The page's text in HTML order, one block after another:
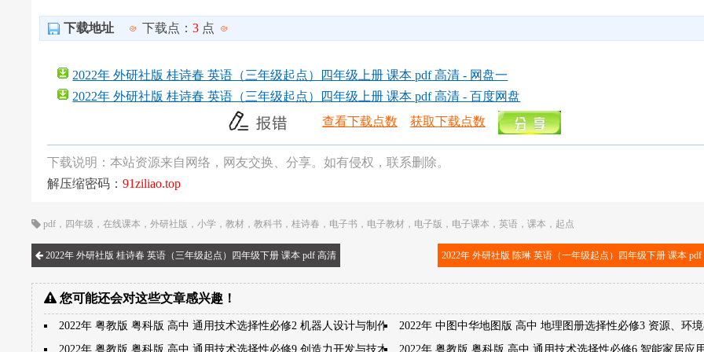
下载地址 下载点：3 点
2022年 外研社版 桂诗春 英语（三年级起点）四年级上册 课本 pdf 高清 - 网盘一
2022年 外研社版 桂诗春 英语（三年级起点）四年级上册 课本 pdf 高清 - 百度网盘
查看下载点数
获取下载点数
下载说明：本站资源来自网络，网友交换、分享。如有侵权，联系删除。
解压缩密码：91ziliao.top
pdf ， 四年级 ，在线课本 ，外研社版 ，小学 ，教材 ，教科书 ，桂诗春 ， 电子书 ， 电子教材 ， 电子版 ， 电子课本 ，英语 ，课本 ， 起点
2022年 外研社版 桂诗春 英语（三年级起点）四年级下册 课本 pdf 高清 2022年 外研社版 陈琳 英语（一年级起点）四年级下册 课本 pdf
您可能还会对这些文章感兴趣！
2022年 粤教版 粤科版 高中 通用技术选择性必修2 机器人设计与制作
2022年 中图中华地图版 高中 地理图册选择性必修3 资源、环境
2022年 粤教版 粤科版 高中 通用技术选择性必修9 创造力开发与技术发明2022年 粤教版 粤科版 高中 通用技术选择性必修6 智能家居应